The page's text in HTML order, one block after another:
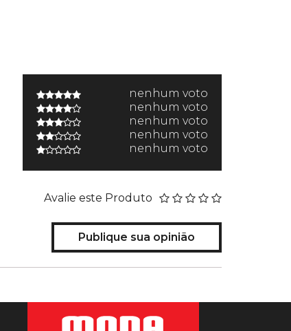
nenhum voto
nenhum voto
nenhum voto
nenhum voto
nenhum voto
Avalie este Produto
Publique sua opinião